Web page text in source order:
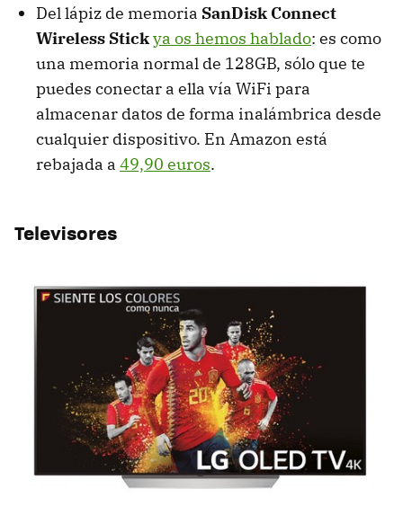
Del lápiz de memoria SanDisk Connect
Wireless Stickya os hemos hablado: es como
una memoria normal de 128GB, sólo que te
puedes conectar a ella vía WiFi para
almacenar datos de forma inalámbrica desde
cualquier dispositivo. En Amazon está
rebajada a 49,90 euros.
Televisores